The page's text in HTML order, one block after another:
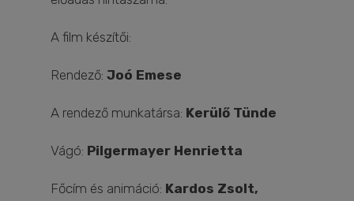
A film készítői:
Rendező:Joó Emese
A rendező munkatársa: Kerülő Tünde
Vágó: Pilgermayer Henrietta
Főcím és animáció: Kardos Zsolt,